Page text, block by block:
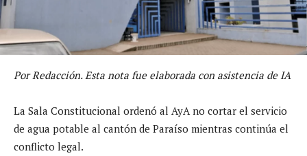
Por Redacción. Esta nota fue elaborada con asistencia de IA
La Sala Constitucional ordenó al AyA no cortar el servicio
de agua potable al cantón de Paraíso mientras continúa el
conflicto legal.